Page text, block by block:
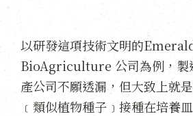
以研發這項技術文明的
BioAgriculture 公司為例，製
產公司不願透漏，但大致上就
﹝類似植物種子﹞接種在培養